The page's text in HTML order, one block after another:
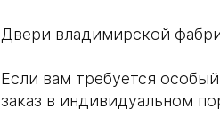
Двери владимирской
Если вам требуется
заказ в индивидуальном